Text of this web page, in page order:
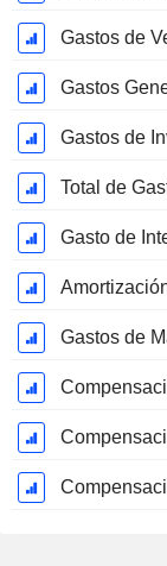
Gastos de
Gastos
Total de
Gastos de